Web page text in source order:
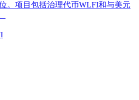
。项目包括治理代币WLFI和与美元